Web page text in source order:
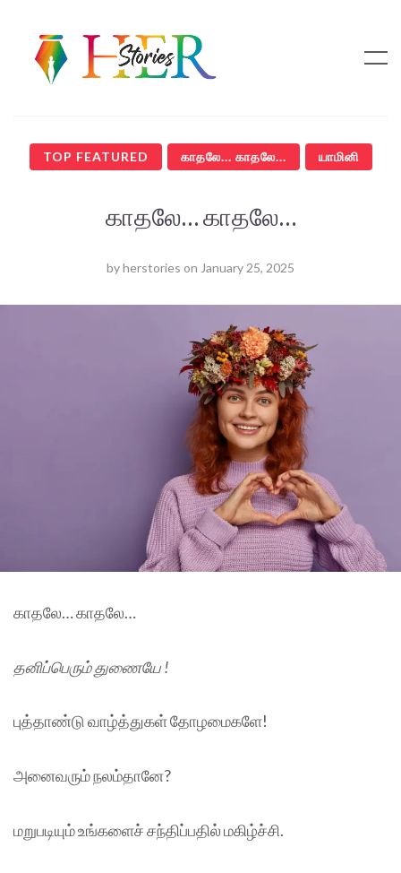
TOP FEATURED காதலே... காதலே... யாமினி
காதலே… காதலே…
byherstories on January 25, 2025
காதலே… காதலே…
தனிப்பெரும் துணையே!
புத்தாண்டு வாழ்த்துகள் தோழமைகளே!
அனைவரும் நலம்தானே?
மறுபடியும் உங்களைச் சந்திப்பதில் மகிழ்ச்சி.